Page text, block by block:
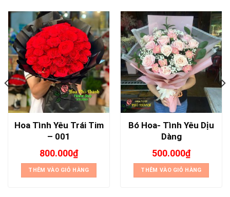
Hoa Tình Yêu Trái Tim
– 001
800.000₫
THÊM VÀO GIỎ HÀNG
Bó Hoa- Tình Yêu Dịu
Dàng
500.000₫
THÊM VÀO GIỎ HÀNG